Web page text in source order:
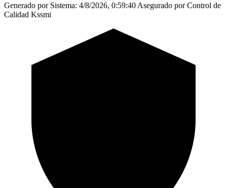
Generado por Sistema: 4/8/2026, 0:59:40 Asegurado por Control de
Calidad Kssmi